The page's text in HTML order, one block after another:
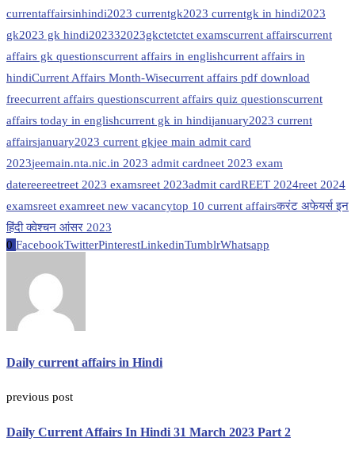
currentaffairsinhindi2023 currentgk2023 currentgk in hindi2023
gk2023 gk hindi202332023gkctetctet examscurrent affairscurrent
affairs gk questionscurrent affairs in englishcurrent affairs in
hindiCurrent Affairs Month-Wisecurrent affairs pdf download
freecurrent affairs questionscurrent affairs quiz questionscurrent
affairs today in englishcurrent gk in hindijanuary2023 current
affairsjanuary2023 current gkjee main admit card
2023jeemain.nta.nic.in 2023 admit cardneet 2023 exam
datereereetreet 2023 examsreet 2023admit cardREET 2024reet 2024
examsreet examreet new vacancytop 10 current affairsकरंट अफेयर्स इन
हिंदी क्वेश्चन आंसर 2023
0 FacebookTwitterPinterestLinkedinTumblrWhatsapp
Daily current affairs in Hindi
previous post
Daily Current Affairs In Hindi 31 March 2023 Part 2